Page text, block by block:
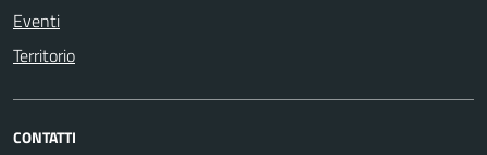
Eventi
Territorio
CONTATTI